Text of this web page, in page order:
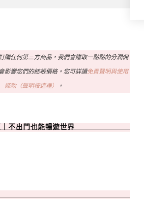
購任何第三方商品，我們會賺取一點點的分潤佣
影響您們的結帳價格。您可詳讀免責聲明與使用
條款（聲明按這裡） 。
不出門也能暢遊世界